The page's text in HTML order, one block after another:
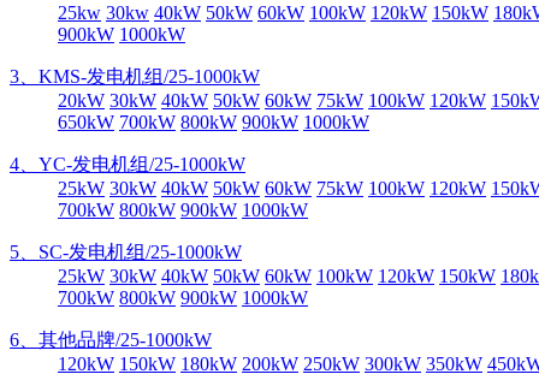
25kw 30kw 40kW 50kW 60kW 100kW 120kW 150kW
900kW 1000kW
3、KMS-发电机组/25-1000kW
20kW 30kW 40kW 50kW 60kW 75kW 100kW 120kW
650kW 700kW 800kW 900kW 1000kW
4、YC-发电机组/25-1000kW
25kW 30kW 40kW 50kW 60kW 75kW 100kW 120kW
700kW 800kW 900kW 1000kW
5、SC-发电机组/25-1000kW
25kW 30kW 40kW 50kW 60kW 100kW 120kW 150kW
700kW 800kW 900kW 1000kW
6、其他品牌/25-1000kW
120kW 150kW 180kW 200kW 250kW 300kW 350kW